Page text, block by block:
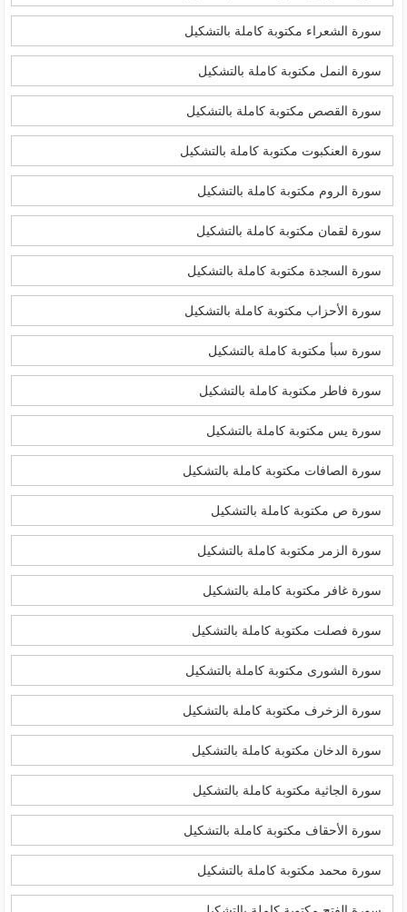
سورة الشعراء مكتوبة كاملة بالتشكيل
سورة النمل مكتوبة كاملة بالتشكيل
سورة القصص مكتوبة كاملة بالتشكيل
سورة العنكبوت مكتوبة كاملة بالتشكيل
سورة الروم مكتوبة كاملة بالتشكيل
سورة لقمان مكتوبة كاملة بالتشكيل
سورة السجدة مكتوبة كاملة بالتشكيل
سورة الأحزاب مكتوبة كاملة بالتشكيل
سورة سبأ مكتوبة كاملة بالتشكيل
سورة فاطر مكتوبة كاملة بالتشكيل
سورة يس مكتوبة كاملة بالتشكيل
سورة الصافات مكتوبة كاملة بالتشكيل
سورة ص مكتوبة كاملة بالتشكيل
سورة الزمر مكتوبة كاملة بالتشكيل
سورة غافر مكتوبة كاملة بالتشكيل
سورة فصلت مكتوبة كاملة بالتشكيل
سورة الشورى مكتوبة كاملة بالتشكيل
سورة الزخرف مكتوبة كاملة بالتشكيل
سورة الدخان مكتوبة كاملة بالتشكيل
سورة الجاثية مكتوبة كاملة بالتشكيل
سورة الأحقاف مكتوبة كاملة بالتشكيل
سورة محمد مكتوبة كاملة بالتشكيل